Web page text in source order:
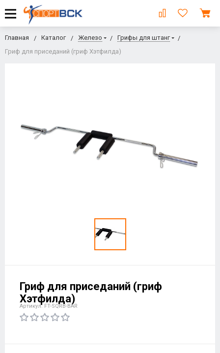
Главная Каталог Железо
Грифы для штанг
Гриф для приседаний (гриф Хэтфилда)
Гриф для приседаний (гриф
Хэтфилда)
Артикул: FT-SQRB-BAR